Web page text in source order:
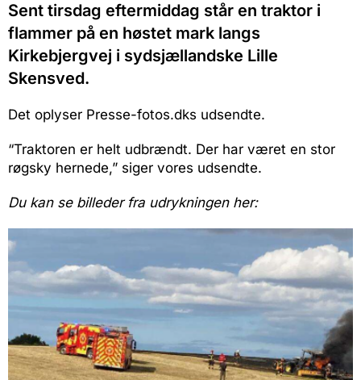
Sent tirsdag eftermiddag står en traktor i
flammer på en høstet mark langs
Kirkebjergvej i sydsjællandske Lille
Skensved.
Det oplyser Presse-fotos.dks udsendte.
“Traktoren er helt udbrændt. Der har været en stor
røgsky hernede,” siger vores udsendte.
Du kan se billeder fra udrykningen her: